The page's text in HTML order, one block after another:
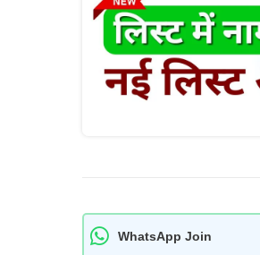
WhatsApp Join